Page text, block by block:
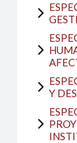
Y